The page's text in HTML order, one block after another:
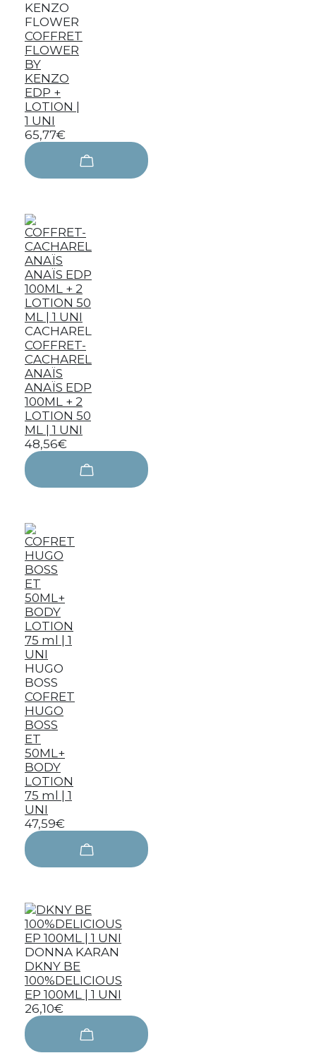
KENZO
FLOWER
COFFRET
FLOWER
BY
KENZO
EDP +
LOTION |
1 UNI
65,77€
CACHAREL
COFFRET-
CACHAREL
ANAÏS
ANAÏS EDP
100ML + 2
LOTION 50
ML | 1 UNI
48,56€
HUGO
BOSS
COFRET
HUGO
BOSS
ET
50ML+
BODY
LOTION
75 ml | 1
UNI
47,59€
DONNA KARAN
DKNY BE
100%DELICIOUS
EP 100ML | 1 UNI
26,10€